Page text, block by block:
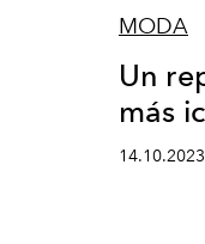
MODA
Un
más